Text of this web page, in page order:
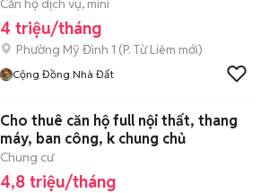
Căn hộ dịch vụ, mini
4 triệu/tháng
Phường Mỹ Đình 1 (P. Từ Liêm mới)
Cộng Đồng Nhà Đất
Cho thuê căn hộ full nội thất, thang
máy, ban công, k chung chủ
Chung cư
4,8 triệu/tháng